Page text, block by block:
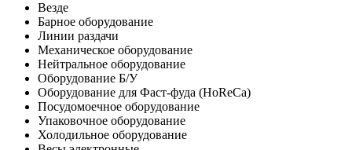
Везде
Барное оборудование
Линии раздачи
Механическое оборудование
Нейтральное оборудование
Оборудование Б/У
Оборудование для Фаст-фуда (HoReCa)
Посудомоечное оборудование
Упаковочное оборудование
Холодильное оборудование